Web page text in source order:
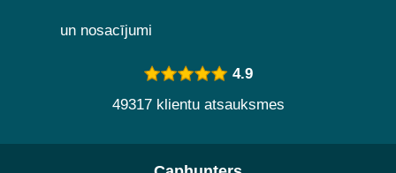
un nosacījumi
4.9
49317 klientu atsauksmes